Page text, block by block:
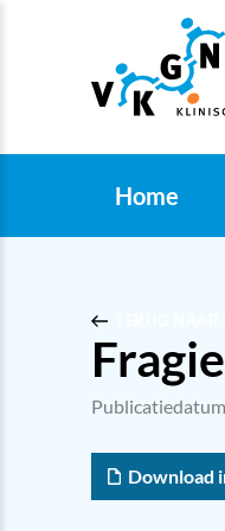
Home
Download